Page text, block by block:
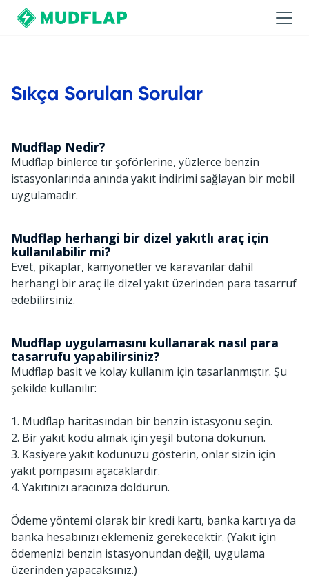
Sıkça Sorulan Sorular
Mudflap Nedir?
Mudflap binlerce tır şoförlerine, yüzlerce benzin
istasyonlarında anında yakıt indirimi sağlayan bir mobil
uygulamadır.
Mudflap herhangi bir dizel yakıtlı araç için
kullanılabilir mi?
Evet, pikaplar, kamyonetler ve karavanlar dahil
herhangi bir araç ile dizel yakıt üzerinden para tasarruf
edebilirsiniz.
Mudflap uygulamasını kullanarak nasıl para
tasarrufu yapabilirsiniz?
Mudflap basit ve kolay kullanım için tasarlanmıştır. Şu
şekilde kullanılır:
1. Mudflap haritasından bir benzin istasyonu seçin.
2. Bir yakıt kodu almak için yeşil butona dokunun.
3. Kasiyere yakıt kodunuzu gösterin, onlar sizin için
yakıt pompasını açacaklardır.
4. Yakıtınızı aracınıza doldurun.
Ödeme yöntemi olarak bir kredi kartı, banka kartı ya da
banka hesabınızı eklemeniz gerekecektir. (Yakıt için
ödemenizi benzin istasyonundan değil, uygulama
üzerinden yapacaksınız.)